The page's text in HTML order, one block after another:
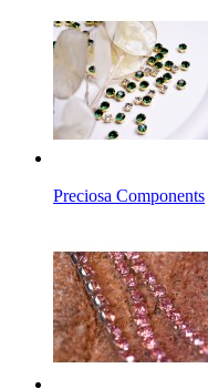
Preciosa Components